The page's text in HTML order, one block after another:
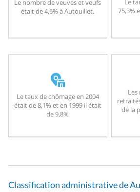
Le nombre de veuves et veufs
était de 4,6% à Autouillet.
Le
75,3%
Le taux de chômage en 2004
était de 8,1% et en 1999 il était
de 9,8%
de la
Classification administrative de